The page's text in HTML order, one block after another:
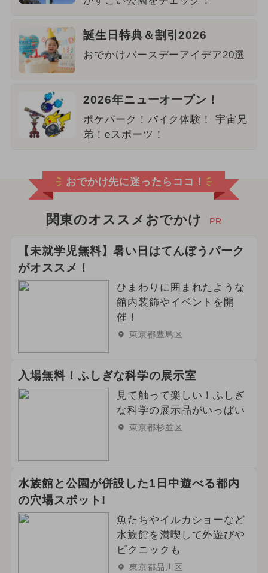
誕生日特典＆割引2026
おでかけバースデーアイデア20選
2026年ニューオープン！
ポケパーク！バイク体験！ 宇宙兄
弟！eスポーツ！
おでかけ先に迷ったらココ！
関東のオススメおでかけ PR
【未就学児無料】暑い日はてんぼうパーク
がオススメ！
ひまわりに囲まれたような
館内装飾やイベントを開
催！
東京都豊島区
入場無料！ふしぎな科学の展示室
見て触って楽しい！ふしぎ
な科学の展示品がいっぱい
東京都杉並区
水族館と公園が併設した1日中遊べる都内
の穴場スポット!
魚たちやイルカショーなど
水族館を満喫して外遊びや
ピクニックも
東京都品川区